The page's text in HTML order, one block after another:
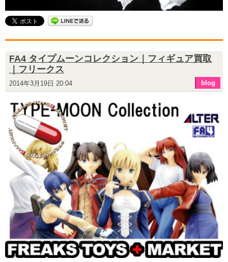
FA4 タイプムーンコレクション｜フィギュア買取
｜フリークス
2014年3月19日 20:04 blog